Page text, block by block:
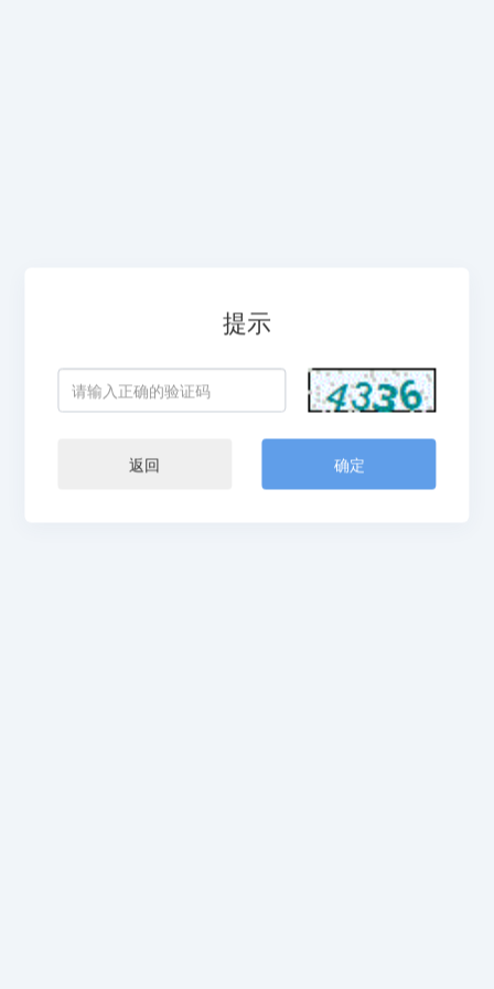
提示
返回 确定